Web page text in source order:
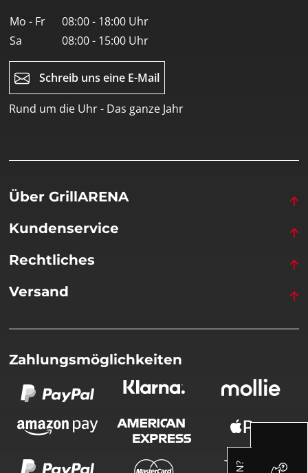
Mo - Fr
08:00 - 18:00 Uhr
Sa
08:00 - 15:00 Uhr
Schreib uns eine E-Mail
Rund um die Uhr - Das ganze Jahr
Über GrillARENA
Kundenservice
Rechtliches
Versand
Zahlungsmöglichkeiten